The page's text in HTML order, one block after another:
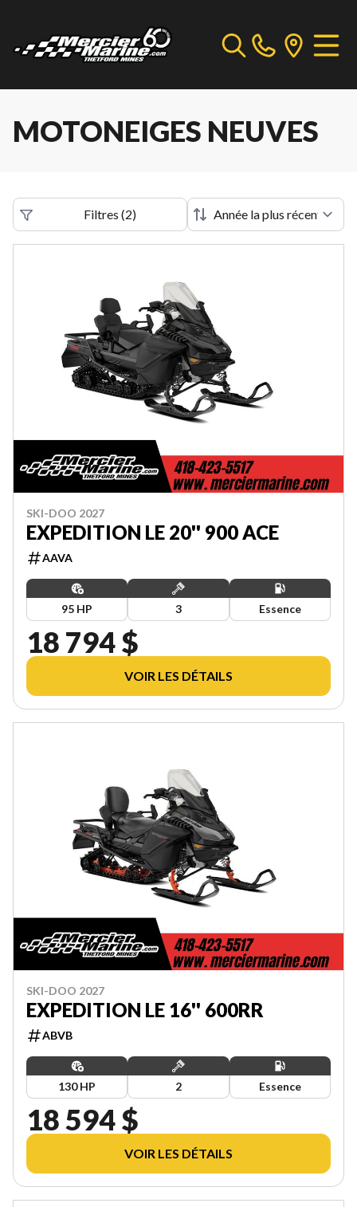
MOTONEIGES NEUVES
Filtres (2)
SKI-DOO 2027
EXPEDITION LE 20'' 900 ACE
AAVA
95 HP 3 Essence
18 794 $
VOIR LES DÉTAILS
SKI-DOO 2027
EXPEDITION LE 16'' 600RR
ABVB
130 HP 2 Essence
18 594 $
VOIR LES DÉTAILS